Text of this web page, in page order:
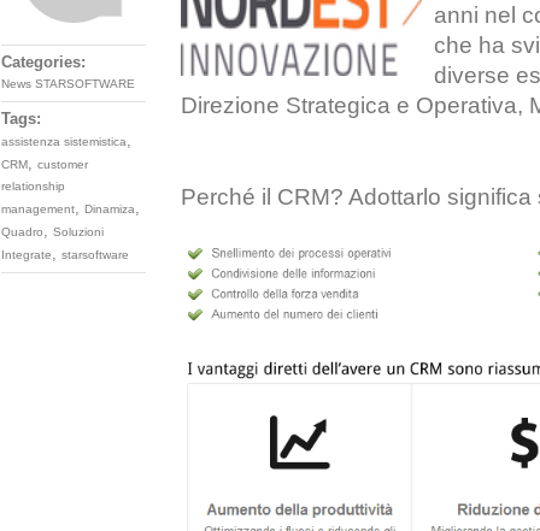
Categories:
News STARSOFTWARE
Tags:
assistenza sistemistica,
CRM, customer
relationship
management, Dinamiza,
Quadro, Soluzioni
Integrate, starsoftware
anni nel
che ha
diverse
Direzione Strategica e Operativa,
Perché il CRM? Adottarlo